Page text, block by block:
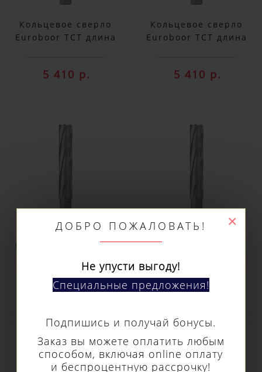
ДОБРО ПОЖАЛОВАТЬ!
Не упусти выгоду!
Специальные предложения!
Подпишись и получай бонусы.
Заказ вы можете оплатить любым
способом, включая online оплату
и беспроцентную рассрочку!
×
Кольцевое сверло
Euroboor TCT длина
5 410 р.
Кольцевое сверло
Euroboor TCT длина
5 410 р.
Кольцевое сверло
Euroboor TCT длина
5 970 р.
Кольцевое сверло
Euroboor TCT длина
5 970 р.